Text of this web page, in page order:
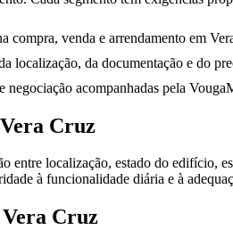
compra, venda e arrendamento em
localização, da documentação e do
negociação acompanhadas pela
Cruz
entre localização, estado do edifício,
à funcionalidade diária e à
Cruz